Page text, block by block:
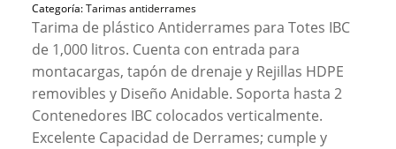
Categoría:Tarimas antiderrames
Tarima de plástico Antiderrames para Totes IBC
de 1,000 litros. Cuenta con entrada para
montacargas, tapón de drenaje y Rejillas HDPE
removibles y Diseño Anidable. Soporta hasta 2
Contenedores IBC colocados verticalmente.
Excelente Capacidad de Derrames; cumple y